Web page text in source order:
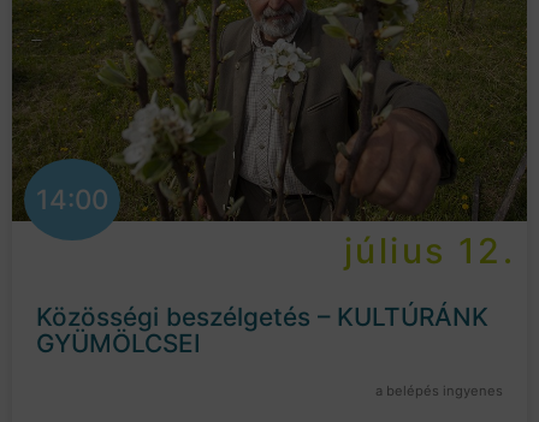
14:00
július 12.
Közösségi beszélgetés – KULTÚRÁNK
GYÜMÖLCSEI
a belépés ingyenes